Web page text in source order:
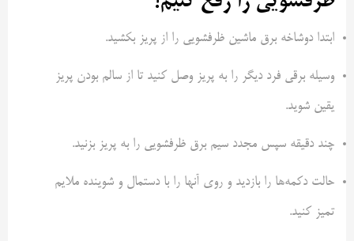
ابتدا دوشاخه برق ماشین ظرفشویی را از پریز بکشید.
وسیله برقی فرد دیگر را به پریز وصل کنید تا از سالم بودن پریز
یقین شوید.
چند دقیقه سپس مجدد سیم برق ظرفشویی را به پریز بزنید.
حالت دکمه‌ها را بازدید و روی آنها را با دستمال و شوینده ملایم
تمیز کنید.